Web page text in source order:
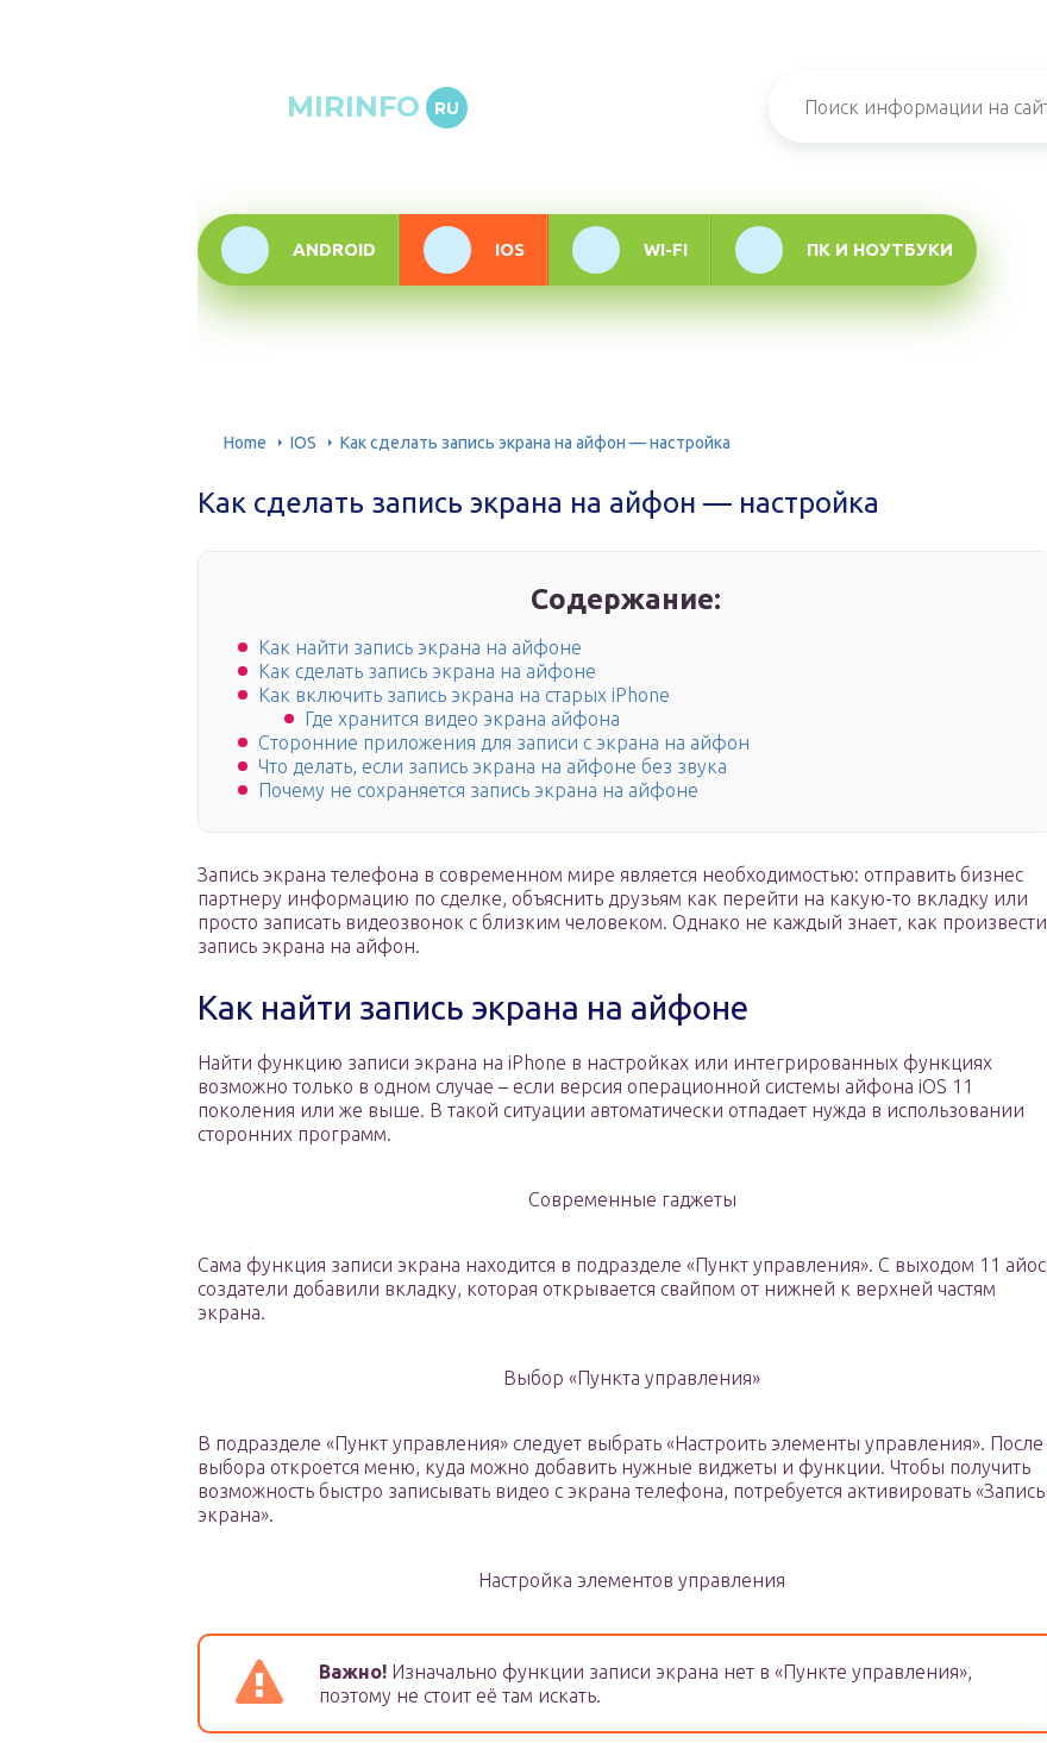
MIRINFO RU
ANDROID IOS WI-FI ПК И НОУТБУКИ
Home IOS Как сделать запись экрана на айфон — настройка
Как сделать запись экрана на айфон — настройка
Содержание:
Как найти запись экрана на айфоне
Как сделать запись экрана на айфоне
Как включить запись экрана на старых iPhone
Где хранится видео экрана айфона
Сторонние приложения для записи с экрана на айфон
Что делать, если запись экрана на айфоне без звука
Почему не сохраняется запись экрана на айфоне
Запись экрана телефона в современном мире является необходимостью: отправить бизнес
партнеру информацию по сделке, объяснить друзьям как перейти на какую-то вкладку или
просто записать видеозвонок с близким человеком. Однако не каждый знает, как произвести
запись экрана на айфон.
Как найти запись экрана на айфоне
Найти функцию записи экрана на iPhone в настройках или интегрированных функциях
возможно только в одном случае – если версия операционной системы айфона iOS 11
поколения или же выше. В такой ситуации автоматически отпадает нужда в использовании
сторонних программ.
Современные гаджеты
Сама функция записи экрана находится в подразделе «Пункт управления». С выходом 11 айос
создатели добавили вкладку, которая открывается свайпом от нижней к верхней частям
экрана.
Выбор «Пункта управления»
В подразделе «Пункт управления» следует выбрать «Настроить элементы управления». После
выбора откроется меню, куда можно добавить нужные виджеты и функции. Чтобы получить
возможность быстро записывать видео с экрана телефона, потребуется активировать «Запись
экрана».
Настройка элементов управления
Важно! Изначально функции записи экрана нет в «Пункте управления»,
поэтому не стоит её там искать.